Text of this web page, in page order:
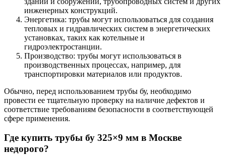
инженерных конструкций.
Энергетика: трубы могут использоваться для создания
тепловых и гидравлических систем в энергетических
установках, таких как котельные и
гидроэлектростанции.
Производство: трубы могут использоваться в
производственных процессах, например, для
транспортировки материалов или продуктов.
Обычно, перед использованием трубы бу, необходимо
провести ее тщательную проверку на наличие дефектов и
соответствие требованиям безопасности в соответствующей
сфере применения.
Где купить трубы бу 325×9 мм в Москве
недорого?